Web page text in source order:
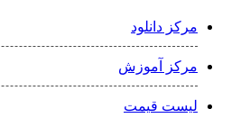
مرکز دانلود
مرکز آموزش
لیست قیمت